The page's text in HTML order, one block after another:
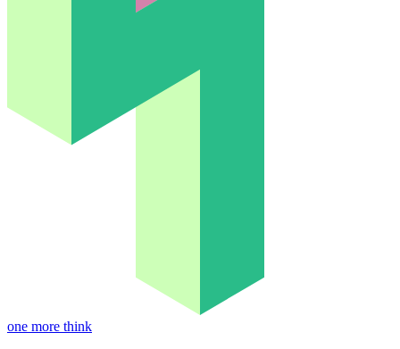
one more think